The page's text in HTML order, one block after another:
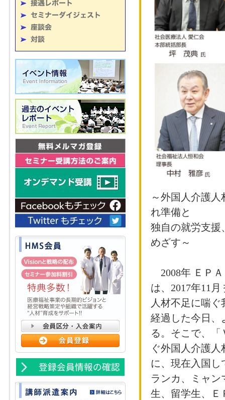
『施行から10
将来』
『2040年の地域
『地域包括ケア
『訪問看護ステ
『地域包括ケア
営と将来を探る』
『スタートした
『診療・介護報
『２１年改定で
護保険制度改正
『欧米のNPを
「2022年診療報
「医療福祉業界
「成果を築く採
「外来機能報告
「加速する医療
「介護分野の
～外国人介護
れ準備と
独自の就労支援
めざす～
2008年 ＥＰ
は、2017年11
人材不足に喘
経過した今日、
る。そこで、
ぐ外国人介護
に、現在入国
ランカ、ミャ
生、留学生、Ｅ